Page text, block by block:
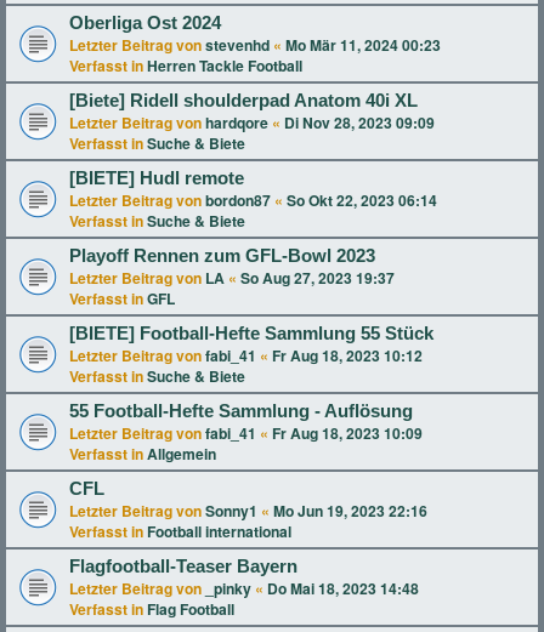
Oberliga Ost 2024
Letzter Beitrag vonstevenhd « Mo Mär 11, 2024 00:23
Verfasst inHerren Tackle Football
[Biete] Ridell shoulderpad Anatom 40i XL
Letzter Beitrag vonhardqore « Di Nov 28, 2023 09:09
Verfasst inSuche & Biete
[BIETE] Hudl remote
Letzter Beitrag vonbordon87 « So Okt 22, 2023 06:14
Verfasst inSuche & Biete
Playoff Rennen zum GFL-Bowl 2023
Letzter Beitrag von LA « So Aug 27, 2023 19:37
Verfasst inGFL
[BIETE] Football-Hefte Sammlung 55 Stück
Letzter Beitrag vonfabi_41 « Fr Aug 18, 2023 10:12
Verfasst inSuche & Biete
55 Football-Hefte Sammlung - Auflösung
Letzter Beitrag vonfabi_41 « Fr Aug 18, 2023 10:09
Verfasst inAllgemein
CFL
Letzter Beitrag vonSonny1 « Mo Jun 19, 2023 22:16
Verfasst in Football international
Flagfootball-Teaser Bayern
Letzter Beitrag von _pinky « Do Mai 18, 2023 14:48
Verfasst in Flag Football